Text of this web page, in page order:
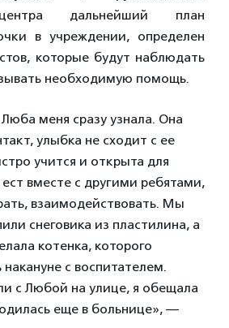
дальнейший план
в учреждении, определен
которые будут наблюдать
необходимую помощь.
меня сразу узнала. Она
улыбка не сходит с ее
учится и открыта для
ест вместе с другими ребятами,
взаимодействовать. Мы
снеговика из пластилина, а
котенка, которого
накануне с воспитателем.
с Любой на улице, я обещала
еще в больнице», —